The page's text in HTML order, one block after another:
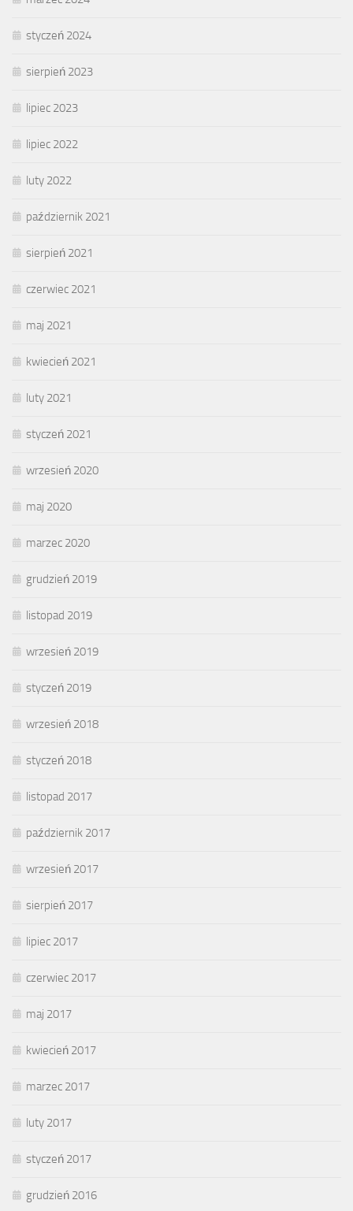
styczeń 2024
sierpień 2023
lipiec 2023
lipiec 2022
luty 2022
październik 2021
sierpień 2021
czerwiec 2021
maj 2021
kwiecień 2021
luty 2021
styczeń 2021
wrzesień 2020
maj 2020
marzec 2020
grudzień 2019
listopad 2019
wrzesień 2019
styczeń 2019
wrzesień 2018
styczeń 2018
listopad 2017
październik 2017
wrzesień 2017
sierpień 2017
lipiec 2017
czerwiec 2017
maj 2017
kwiecień 2017
marzec 2017
luty 2017
styczeń 2017
grudzień 2016